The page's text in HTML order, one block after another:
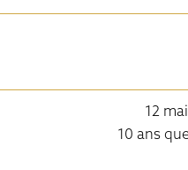
12
10 ans